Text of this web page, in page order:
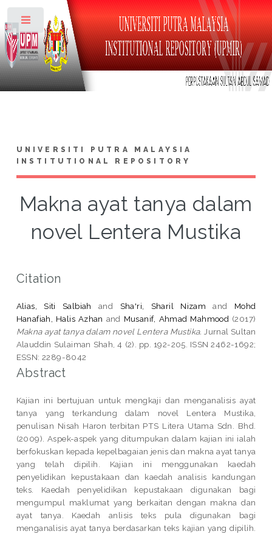
UNIVERSITI PUTRA MALAYSIA
INSTITUTIONAL REPOSITORY
Makna ayat tanya dalam
novel Lentera Mustika
Citation
Alias, Siti Salbiah and Sha'ri, Sharil Nizam and Mohd
Hanafiah, Halis Azhan and Musanif, Ahmad Mahmood (2017)
Makna ayat tanya dalam novel Lentera Mustika. Jurnal Sultan
Alauddin Sulaiman Shah, 4 (2). pp. 192-205. ISSN 2462-1692;
ESSN: 2289-8042
Abstract
Kajian ini bertujuan untuk mengkaji dan menganalisis ayat
tanya yang terkandung dalam novel Lentera Mustika,
penulisan Nisah Haron terbitan PTS Litera Utama Sdn. Bhd.
(2009). Aspek-aspek yang ditumpukan dalam kajian ini ialah
berfokuskan kepada kepelbagaian jenis dan makna ayat tanya
yang telah dipilih. Kajian ini menggunakan kaedah
penyelidikan kepustakaan dan kaedah analisis kandungan
teks. Kaedah penyelidikan kepustakaan digunakan bagi
mengumpul maklumat yang berkaitan dengan makna dan
ayat tanya. Kaedah anlisis teks pula digunakan bagi
menganalisis ayat tanya berdasarkan teks kajian yang dipilih.
Toggle